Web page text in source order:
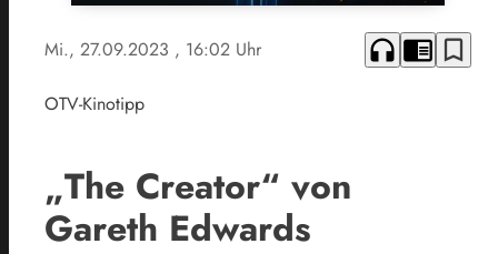
Mi., 27.09.2023 , 16:02 Uhr headphones chrome_reader_mode bookmark_border
OTV-Kinotipp
„The Creator“ von
Gareth Edwards